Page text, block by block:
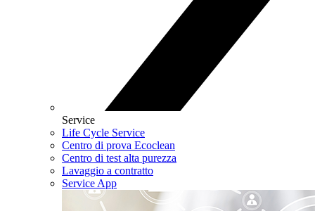
Service
Life Cycle Service
Centro di prova Ecoclean
Centro di test alta purezza
Lavaggio a contratto
Service App